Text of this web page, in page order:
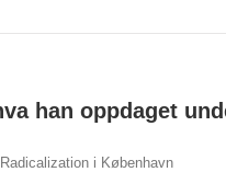
han oppdaget
i København